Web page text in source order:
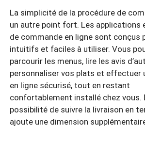
La simplicité de la procédure de
un autre point fort. Les applications
de commande en ligne sont conçus
intuitifs et faciles à utiliser. Vous
parcourir les menus, lire les avis
personnaliser vos plats et effectuer
en ligne sécurisé, tout en restant
confortablement installé chez vous.
possibilité de suivre la livraison en
ajoute une dimension